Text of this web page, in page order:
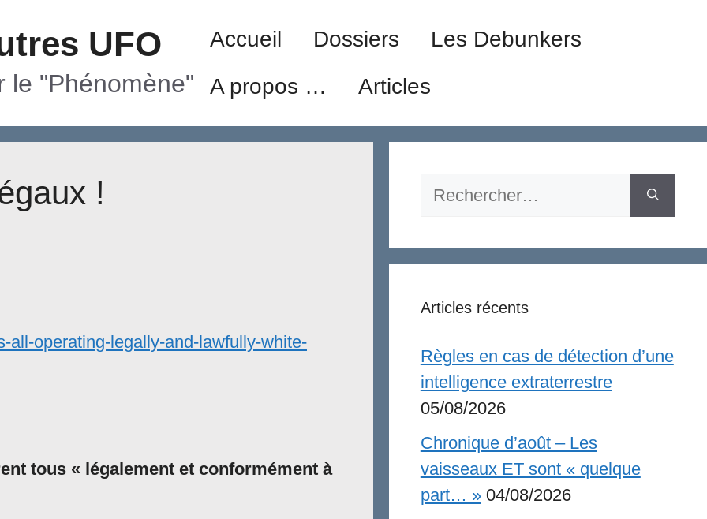
UFO
le "Phénomène"
Accueil Dossiers
Les Debunkers
A propos …
Articles
!
all-operating-legally-and-lawfully-white-
tous « légalement et conformément à
Rechercher :
Articles récents
Règles en cas de détection d’une
intelligence extraterrestre
05/08/2026
Chronique d’août – Les
vaisseaux ET sont « quelque
part… » 04/08/2026